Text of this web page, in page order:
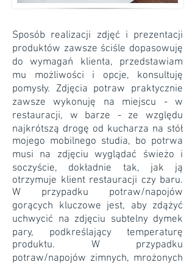
Sposób realizacji zdjęć i prezentacji
produktów zawsze ściśle dopasowuję
do wymagań klienta, przedstawiam
mu możliwości i opcje, konsultuję
pomysły. Zdjęcia potraw praktycznie
zawsze wykonuję na miejscu - w
restauracji, w barze - ze względu
najkrótszą drogę od kucharza na stół
mojego mobilnego studia, bo potrwa
musi na zdjęciu wyglądać świeżo i
soczyście, dokładnie tak, jak ją
otrzymuje klient restauracji czy baru.
W przypadku potraw/napojów
gorących kluczowe jest, aby zdążyć
uchwycić na zdjęciu subtelny dymek
pary, podkreślający temperaturę
produktu. W przypadku
potraw/napojów zimnych, mrożonych